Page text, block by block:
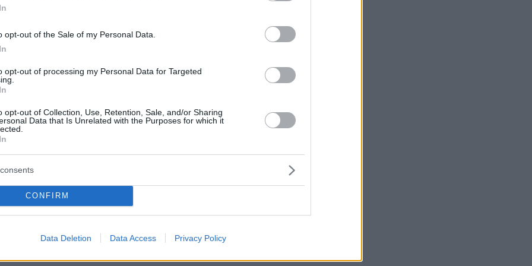
opt-out of the Sale of my Personal Data.
opt-out of processing my Personal Data for Targeted
opt-out of Collection, Use, Retention, Sale, and/or Sharing
Data that Is Unrelated with the Purposes for which it
CONFIRM
Data Deletion Data Access Privacy Policy
αίματος την ανιχνεύει
– Γιατί οι γυναίκες
περισσότερο
ότι δύο αιματολογικοί βιοδείκτες υπόσχονται
στην πρώιμη διάγνωση της νόσου Αλτσχάιμερ -
ευρήματα αφορούν περισσότερο στις γυναίκες;
που χαρίζει μυαλό
και δυναμώνει τη σκέψη
και καθημερινή δραστηριότητα μπορεί να
τη γνωστική εξασθένηση χωρίς απαραίτητα να